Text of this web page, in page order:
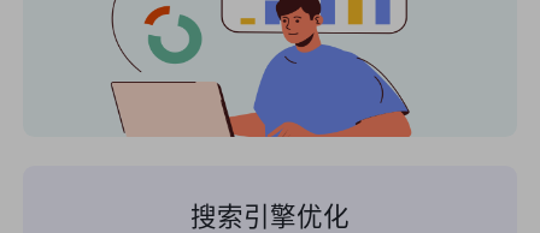
搜索引擎优化